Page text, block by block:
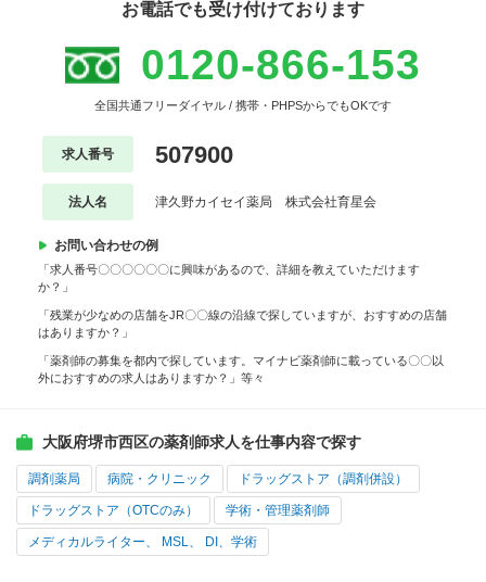
お電話でも受け付けております
0120-866-153
全国共通フリーダイヤル / 携帯・PHPSからでもOKです
求人番号 507900
法人名 津久野カイセイ薬局 株式会社育星会
お問い合わせの例
「求人番号〇〇〇〇〇〇に興味があるので、詳細を教えていただけます
か？」
「残業が少なめの店舗をJR〇〇線の沿線で探していますが、おすすめの店舗
はありますか？」
「薬剤師の募集を都内で探しています。マイナビ薬剤師に載っている〇〇以
外におすすめの求人はありますか？」等々
大阪府堺市西区の薬剤師求人を仕事内容で探す
調剤薬局 病院・クリニック ドラッグストア（調剤併設）
ドラッグストア（OTCのみ） 学術・管理薬剤師
メディカルライター、 MSL、 DI、学術